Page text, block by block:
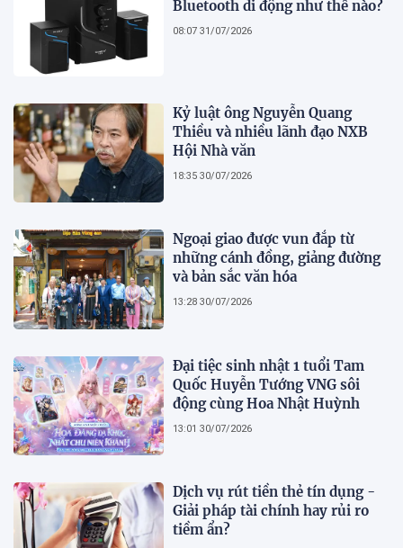
Bluetooth di động như thế nào?
08:07 31/07/2026
Kỷ luật ông Nguyễn Quang
Thiều và nhiều lãnh đạo NXB
Hội Nhà văn
18:35 30/07/2026
Ngoại giao được vun đắp từ
những cánh đồng, giảng đường
và bản sắc văn hóa
13:28 30/07/2026
Đại tiệc sinh nhật 1 tuổi Tam
Quốc Huyễn Tướng VNG sôi
động cùng Hoa Nhật Huỳnh
13:01 30/07/2026
Dịch vụ rút tiền thẻ tín dụng -
Giải pháp tài chính hay rủi ro
tiềm ẩn?